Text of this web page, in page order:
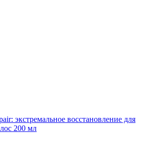
экстремальное восстановление для
200 мл